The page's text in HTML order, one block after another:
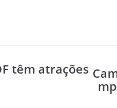
têm atrações